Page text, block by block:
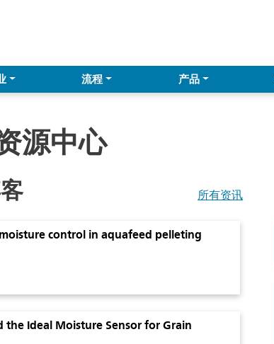
流程 产品
源中心
所有资讯
control in aquafeed pelleting
the Ideal Moisture Sensor for Grain